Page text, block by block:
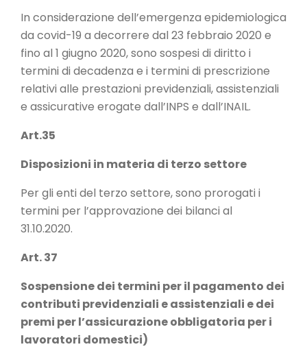
In considerazione dell’emergenza epidemiologica
da covid-19 a decorrere dal 23 febbraio 2020 e
fino al 1 giugno 2020, sono sospesi di diritto i
termini di decadenza e i termini di prescrizione
relativi alle prestazioni previdenziali, assistenziali
e assicurative erogate dall’INPS e dall’INAIL.
Art.35
Disposizioni in materia di terzo settore
Per gli enti del terzo settore, sono prorogati i
termini per l’approvazione dei bilanci al
31.10.2020.
Art. 37
Sospensione dei termini per il pagamento dei
contributi previdenziali e assistenziali e dei
premi per l’assicurazione obbligatoria per i
lavoratori domestici)